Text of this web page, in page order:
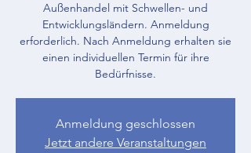
Außenhandel mit Schwellen- und
Entwicklungsländern. Anmeldung
erforderlich. Nach Anmeldung erhalten sie
einen individuellen Termin für ihre
Bedürfnisse.
Anmeldung geschlossen
Jetzt andere Veranstaltungen